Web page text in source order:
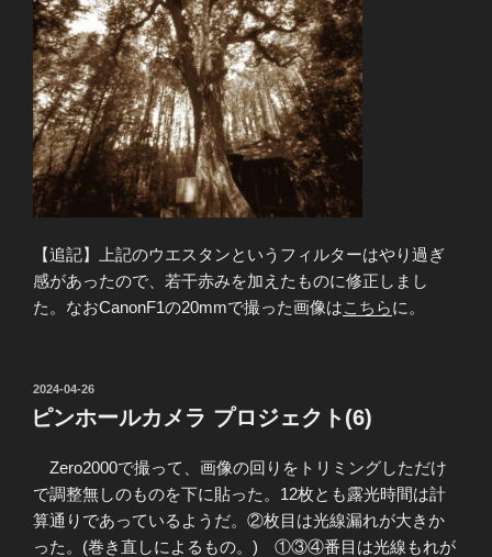
【追記】上記のウエスタンというフィルターはやり過ぎ
感があったので、若干赤みを加えたものに修正しまし
た。なおCanonF1の20mmで撮った画像はこちらに。
投
稿
日:
2024-04-26
ピンホールカメラ プロジェクト(6)
Zero2000で撮って、画像の回りをトリミングしただけ
で調整無しのものを下に貼った。12枚とも露光時間は計
算通りであっているようだ。②枚目は光線漏れが大きか
った。(巻き直しによるもの。) ①③④番目は光線もれが